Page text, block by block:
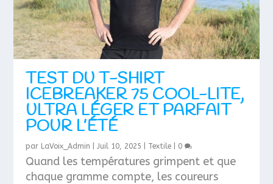
TEST DU T-SHIRT
ICEBREAKER 75 COOL-LITE,
ULTRA LÉGER ET PARFAIT
POUR L’ÉTÉ
par LaVoix_Admin |Juil 10, 2025 Textile 0
Quand les températures grimpent et que
chaque gramme compte, les coureurs